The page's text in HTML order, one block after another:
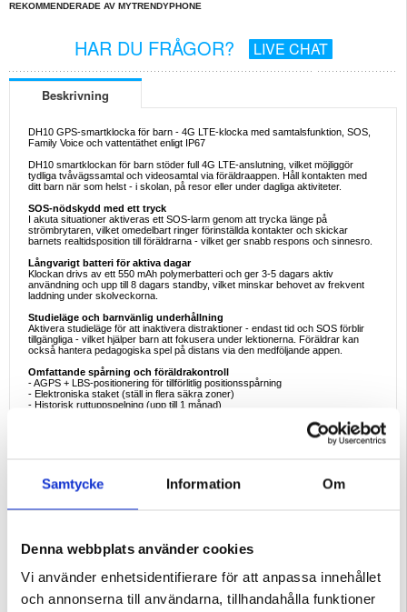
Samtycke Information Om
Denna webbplats använder cookies
Vi använder enhetsidentifierare för att anpassa innehållet
och annonserna till användarna, tillhandahålla funktioner
REKOMMENDERADE AV MYTRENDYPHONE
HAR DU FRÅGOR? LIVE CHAT
Beskrivning
DH10 GPS-smartklocka för barn - 4G LTE-klocka med samtalsfunktion, SOS,
Family Voice och vattentäthet enligt IP67
DH10 smartklockan för barn stöder full 4G LTE-anslutning, vilket möjliggör
tydliga tvåvägssamtal och videosamtal via föräldraappen. Håll kontakten med
ditt barn när som helst - i skolan, på resor eller under dagliga aktiviteter.
SOS-nödskydd med ett tryck
I akuta situationer aktiveras ett SOS-larm genom att trycka länge på
strömbrytaren, vilket omedelbart ringer förinställda kontakter och skickar
barnets realtidsposition till föräldrarna - vilket ger snabb respons och sinnesro.
Långvarigt batteri för aktiva dagar
Klockan drivs av ett 550 mAh polymerbatteri och ger 3-5 dagars aktiv
användning och upp till 8 dagars standby, vilket minskar behovet av frekvent
laddning under skolveckorna.
Studieläge och barnvänlig underhållning
Aktivera studieläge för att inaktivera distraktioner - endast tid och SOS förblir
tillgängliga - vilket hjälper barn att fokusera under lektionerna. Föräldrar kan
också hantera pedagogiska spel på distans via den medföljande appen.
Omfattande spårning och föräldrakontroll
- AGPS + LBS-positionering för tillförlitlig positionsspårning
- Elektroniska staket (ställ in flera säkra zoner)
- Historisk ruttuppspelning (upp till 1 månad)
DH10 är utformad för barn och har ett mjukt armband i flytande silikon, en 1,44-
Specifikationer
- Batteri: 550 mAh polymer, 3,8 V
- Samtalstid: 8-10 timmar
- Vattentät: IP67
- Laddning: Magnetiskt laddningsgränssnitt